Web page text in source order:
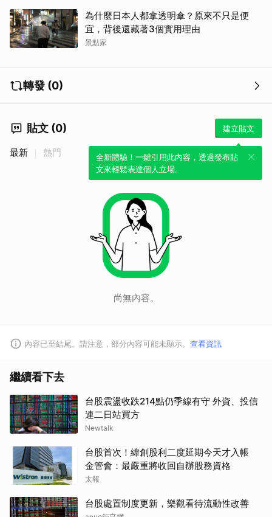
為什麼日本人都拿透明傘？原來不只是便
宜，背後還藏著3個實用理由
景點家
轉發 (0)
貼文 (0) 建立貼文
全新體驗！一鍵引用此內容，透過發布貼
文來輕鬆表達個人立場。
最新 熱門
尚無內容。
內容已至結尾。請注意，部分內容可能未顯示。 查看資訊
繼續看下去
台股震盪收跌214點仍季線有守 外資、投信
連二日站買方
Newtalk
台股首次！緯創股利二度延期今天才入帳
金管會：最嚴重將收回自辦股務資格
太報
台股處置制度更新，樂觀看待流動性改善